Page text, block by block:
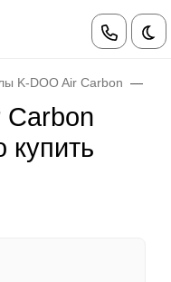
K-DOO Air Carbon
купить